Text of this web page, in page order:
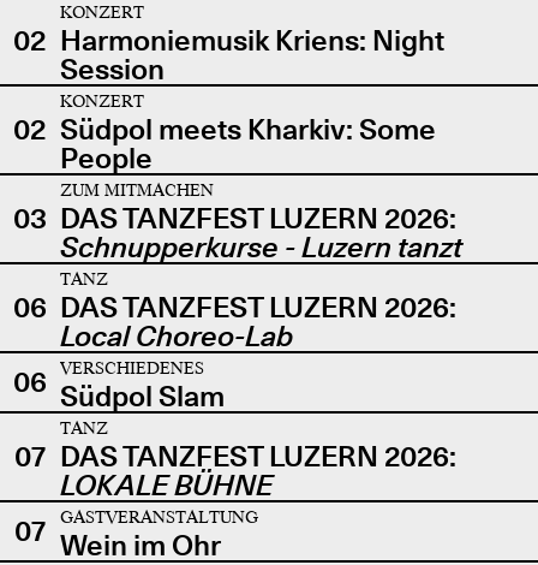
02
KONZERT
Harmoniemusik Kriens: Night
Session
02
KONZERT
Südpol meets Kharkiv: Some
People
03
ZUM MITMACHEN
DAS TANZFEST LUZERN 2026:
Schnupperkurse - Luzern tanzt
06
TANZ
DAS TANZFEST LUZERN 2026:
Local Choreo-Lab
06
VERSCHIEDENES
Südpol Slam
07
TANZ
DAS TANZFEST LUZERN 2026:
LOKALE BÜHNE
07
GASTVERANSTALTUNG
Wein im Ohr